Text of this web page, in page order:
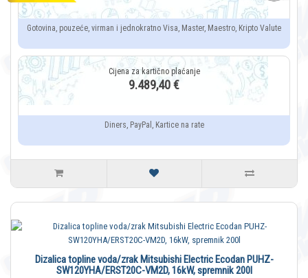
Gotovina, pouzeće, virman i jednokratno Visa, Master, Maestro, Kripto Valute
9.489,40 €
Diners, PayPal, Kartice na rate
Dizalica topline voda/zrak Mitsubishi Electric Ecodan PUHZ-
SW120YHA/ERST20C-VM2D, 16kW, spremnik 200l